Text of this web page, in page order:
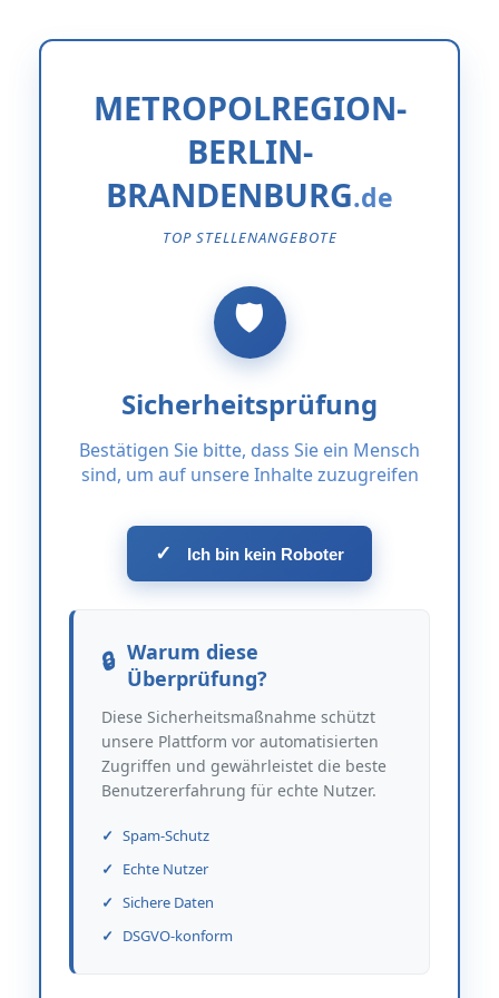
METROPOLREGION-
BERLIN-
BRANDENBURG
TOP STELLENANGEBOTE
Sicherheitsprüfung
Bestätigen Sie bitte, dass Sie ein Mensch
sind, um auf unsere Inhalte zuzugreifen
✓ Ich bin kein Roboter
Warum diese
Überprüfung?
Diese Sicherheitsmaßnahme schützt
unsere Plattform vor automatisierten
Zugriffen und gewährleistet die beste
Benutzererfahrung für echte Nutzer.
Spam-Schutz
Echte Nutzer
Sichere Daten
DSGVO-konform